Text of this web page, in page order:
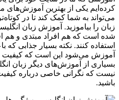
کرده‌ایم یکی از بهترین آموزش‌های
می‌تواند به شما کمک کند تا در
زبان را بیاموزید. آموزش زبان
شده است که هم افراد مبتدی و هم
استفاده کنند. نکته بسیار جذابی
آموزش می‌شود این است که کیفیت
بسیاری از آموزش‌های دیگر زبان
نیست که نگرانی خاصی درباره
باشید.